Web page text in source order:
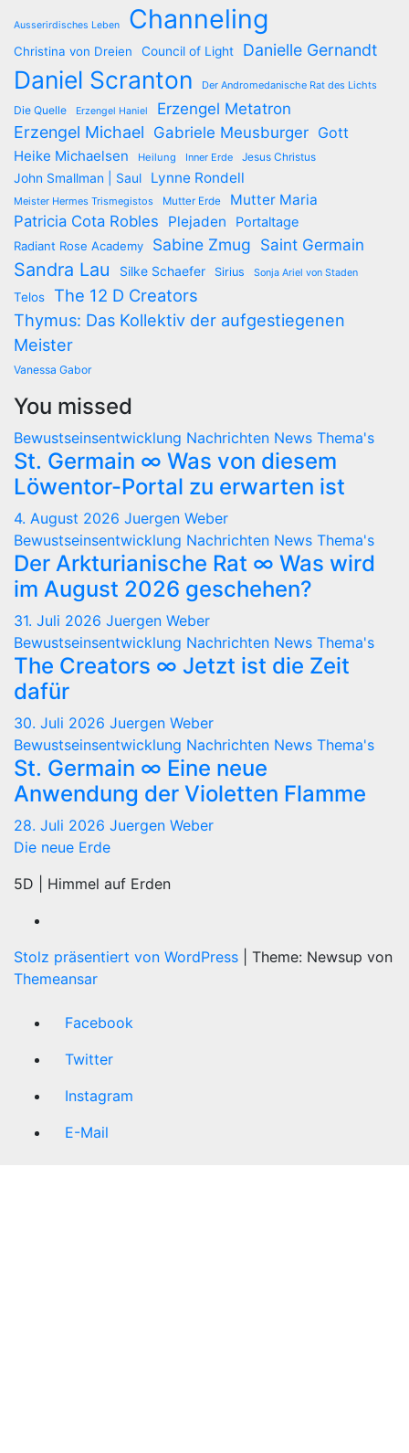
Ausserirdisches Leben Channeling
Christina von Dreien Council of Light Danielle Gernandt
Daniel Scranton Der Andromedanische Rat des Lichts
Die Quelle Erzengel Haniel Erzengel Metatron
Erzengel Michael Gabriele Meusburger Gott
Heike Michaelsen Heilung Inner Erde Jesus Christus
John Smallman | Saul Lynne Rondell
Meister Hermes Trismegistos Mutter Erde Mutter Maria
Patricia Cota Robles Plejaden Portaltage
Radiant Rose Academy Sabine Zmug Saint Germain
Sandra Lau Silke Schaefer Sirius Sonja Ariel von Staden
Telos
The 12 D Creators
Thymus: Das Kollektiv der aufgestiegenen
Meister
Vanessa Gabor
You missed
Bewustseinsentwicklung Nachrichten News Thema's
St. Germain ∞ Was von diesem
Löwentor-Portal zu erwarten ist
4. August 2026 Juergen Weber
Bewustseinsentwicklung Nachrichten News Thema's
Der Arkturianische Rat ∞ Was wird
im August 2026 geschehen?
31. Juli 2026 Juergen Weber
Bewustseinsentwicklung Nachrichten News Thema's
The Creators ∞ Jetzt ist die Zeit
dafür
30. Juli 2026 Juergen Weber
Bewustseinsentwicklung Nachrichten News Thema's
St. Germain ∞ Eine neue
Anwendung der Violetten Flamme
28. Juli 2026 Juergen Weber
Die neue Erde
5D | Himmel auf Erden
Stolz präsentiert von WordPress
Theme: Newsup von
Themeansar
Facebook
Twitter
Instagram
E-Mail